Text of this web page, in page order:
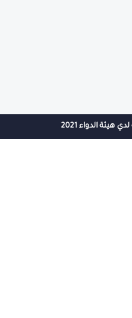
الدواء 2021